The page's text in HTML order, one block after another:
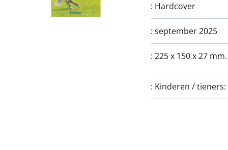
: Hardcover
: september 2025
: 225 x 150 x 27 mm.
: Kinderen / tieners: